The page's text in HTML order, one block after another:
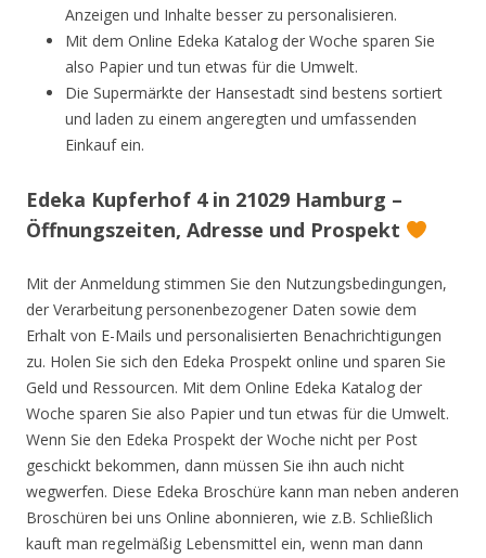
Anzeigen und Inhalte besser zu personalisieren.
Mit dem Online Edeka Katalog der Woche sparen Sie
also Papier und tun etwas für die Umwelt.
Die Supermärkte der Hansestadt sind bestens sortiert
und laden zu einem angeregten und umfassenden
Einkauf ein.
Edeka Kupferhof 4 in 21029 Hamburg –
Öffnungszeiten, Adresse und Prospekt
Mit der Anmeldung stimmen Sie den Nutzungsbedingungen,
der Verarbeitung personenbezogener Daten sowie dem
Erhalt von E-Mails und personalisierten Benachrichtigungen
zu. Holen Sie sich den Edeka Prospekt online und sparen Sie
Geld und Ressourcen. Mit dem Online Edeka Katalog der
Woche sparen Sie also Papier und tun etwas für die Umwelt.
Wenn Sie den Edeka Prospekt der Woche nicht per Post
geschickt bekommen, dann müssen Sie ihn auch nicht
wegwerfen. Diese Edeka Broschüre kann man neben anderen
Broschüren bei uns Online abonnieren, wie z.B. Schließlich
kauft man regelmäßig Lebensmittel ein, wenn man dann